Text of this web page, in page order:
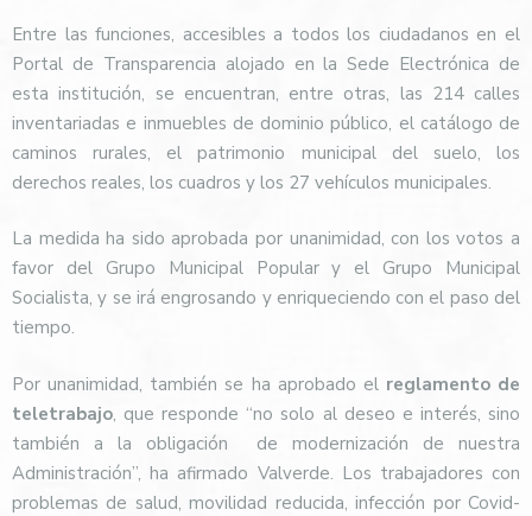
Entre las funciones, accesibles a todos los ciudadanos en el
Portal de Transparencia alojado en la Sede Electrónica de
esta institución, se encuentran, entre otras, las 214 calles
inventariadas e inmuebles de dominio público, el catálogo de
caminos rurales, el patrimonio municipal del suelo, los
derechos reales, los cuadros y los 27 vehículos municipales.
La medida ha sido aprobada por unanimidad, con los votos a
favor del Grupo Municipal Popular y el Grupo Municipal
Socialista, y se irá engrosando y enriqueciendo con el paso del
tiempo.
Por unanimidad, también se ha aprobado el reglamento de
teletrabajo, que responde “no solo al deseo e interés, sino
también a la obligación
de modernización de nuestra
Administración”, ha afirmado Valverde. Los trabajadores con
problemas de salud, movilidad reducida, infección por Covid-